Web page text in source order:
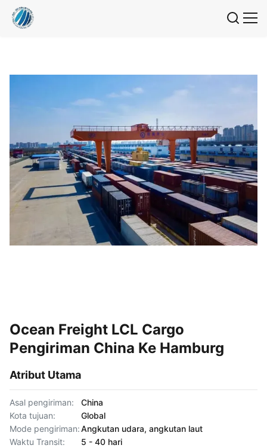
Ocean Freight LCL Cargo
Pengiriman China Ke Hamburg
Atribut Utama
Asal pengiriman:
China
Kota tujuan:
Global
Mode pengiriman:Angkutan udara, angkutan laut
Waktu Transit:
5 - 40 hari